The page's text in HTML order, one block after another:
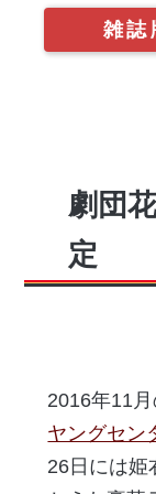
雑誌
劇団
定
2016年11
ヤングセン
26日には姫